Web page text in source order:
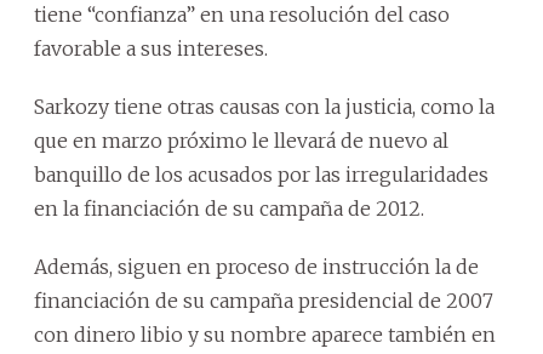
tiene “confianza” en una resolución del caso
favorable a sus intereses.
Sarkozy tiene otras causas con la justicia, como la
que en marzo próximo le llevará de nuevo al
banquillo de los acusados por las irregularidades
en la financiación de su campaña de 2012.
Además, siguen en proceso de instrucción la de
financiación de su campaña presidencial de 2007
con dinero libio y su nombre aparece también en